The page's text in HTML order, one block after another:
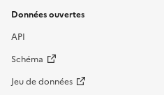
Données ouvertes
API
Schéma
Jeu de données